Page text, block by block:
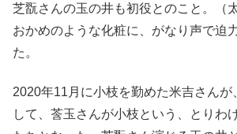
芝翫さんの玉の井も初役とのこと。（
おかめのような化粧に、がなり声で迫
た。
2020年11月に小枝を勤めた米吉さんが
して、莟玉さんが小枝という、とりわ